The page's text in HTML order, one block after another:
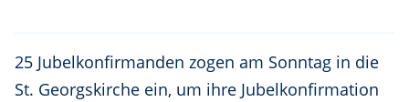
25 Jubelkonfirmanden zogen am Sonntag in die
St. Georgskirche ein, um ihre Jubelkonfirmation